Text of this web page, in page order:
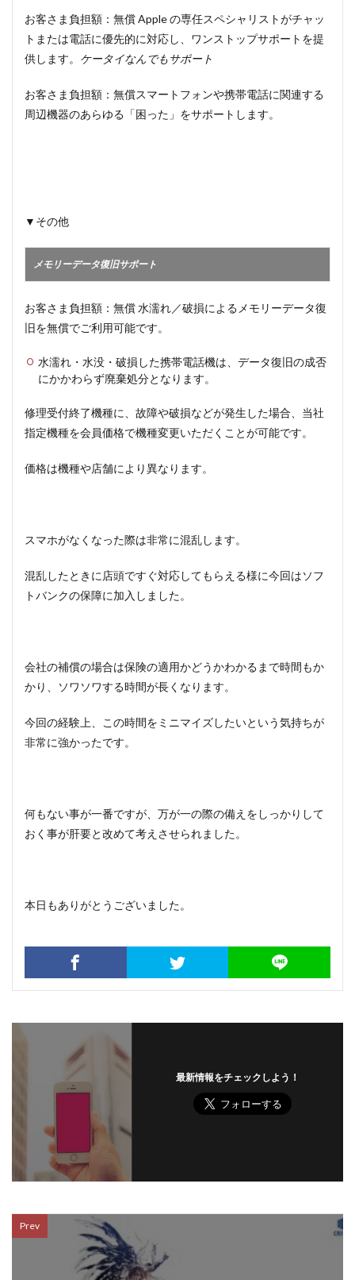
お客さま負担額：無償 Apple の専任スペシャリストがチャッ
トまたは電話に優先的に対応し、ワンストップサポートを提
供します。 ケータイなんでもサポート
お客さま負担額：無償スマートフォンや携帯電話に関連する
周辺機器のあらゆる「困った」をサポートします。
▼その他
メモリーデータ復旧サポート
お客さま負担額：無償 水濡れ／破損によるメモリーデータ復
旧を無償でご利用可能です。
水濡れ・水没・破損した携帯電話機は、データ復旧の成否
にかかわらず廃棄処分となります。
修理受付終了機種に、故障や破損などが発生した場合、当社
指定機種を会員価格で機種変更いただくことが可能です。
価格は機種や店舗により異なります。
スマホがなくなった際は非常に混乱します。
混乱したときに店頭ですぐ対応してもらえる様に今回はソフ
トバンクの保障に加入しました。
会社の補償の場合は保険の適用かどうかわかるまで時間もか
かり、ソワソワする時間が長くなります。
今回の経験上、この時間をミニマイズしたいという気持ちが
非常に強かったです。
何もない事が一番ですが、万が一の際の備えをしっかりして
おく事が肝要と改めて考えさせられました。
本日もありがとうございました。
最新情報をチェックしよう！
Prev